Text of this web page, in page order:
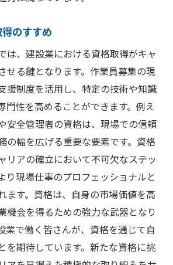
のすすめ
は、建設業における資格取得がキャ
せる鍵となります。作業員募集の現
援制度を活用し、特定の技術や知識
門性を高めることができます。例え
安全管理者の資格は、現場での信頼
の幅を広げる重要な要素です。資格
リアの確立において不可欠なステッ
り現場仕事のプロフェッショナルと
ます。資格は、自身の市場価値を高
機会を得るための強力な武器となり
業で働く皆さんが、資格を通じて自
を期待しています。新たな資格に挑